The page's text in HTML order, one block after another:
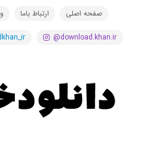
صفحه اصلی ارتباط باما
@download.khan.ir